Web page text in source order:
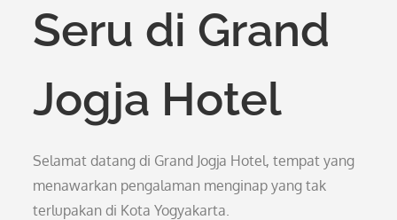
Seru di Grand
Jogja Hotel
Selamat datang di Grand Jogja Hotel, tempat yang
menawarkan pengalaman menginap yang tak
terlupakan di Kota Yogyakarta.